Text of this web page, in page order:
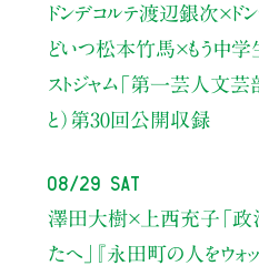
ドンデコルテ渡辺銀次×ド
どいつ松本竹馬×もう中学
ストジャム「第一芸人文芸部
と） 第30回公開収録
08/29 Sat
澤田大樹×上西充子 「
たへ」
『永田町の人をウォ